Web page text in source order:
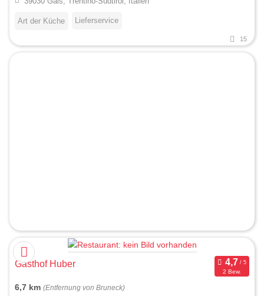
Art der Küche Lieferservice
15
Gasthof Huber
2 Bew.
6,7 km (Entfernung von Bruneck)